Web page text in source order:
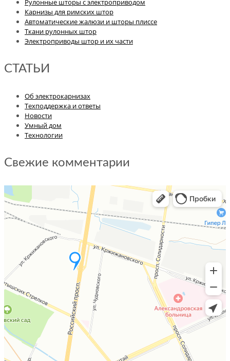
товара.
Рулонные шторы с электроприводом
Карнизы для римских штор
Автоматические жалюзи и шторы плиссе
Ткани рулонных штор
Электроприводы штор и их части
СТАТЬИ
Об электрокарнизах
Техподдержка и ответы
Новости
Умный дом
Технологии
Свежие комментарии